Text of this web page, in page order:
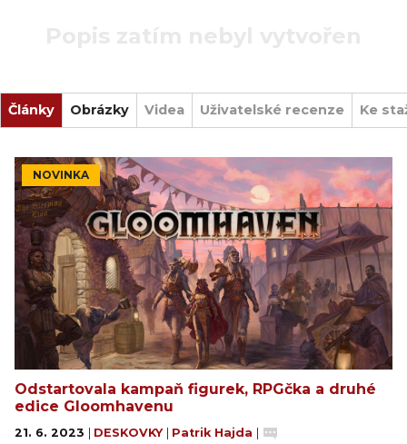
Články Obrázky Videa Uživatelské recenze Ke
NOVINKA
Odstartovala kampaň figurek, RPGčka a druhé
edice Gloomhavenu
21. 6. 2023 DESKOVKY Patrik Hajda